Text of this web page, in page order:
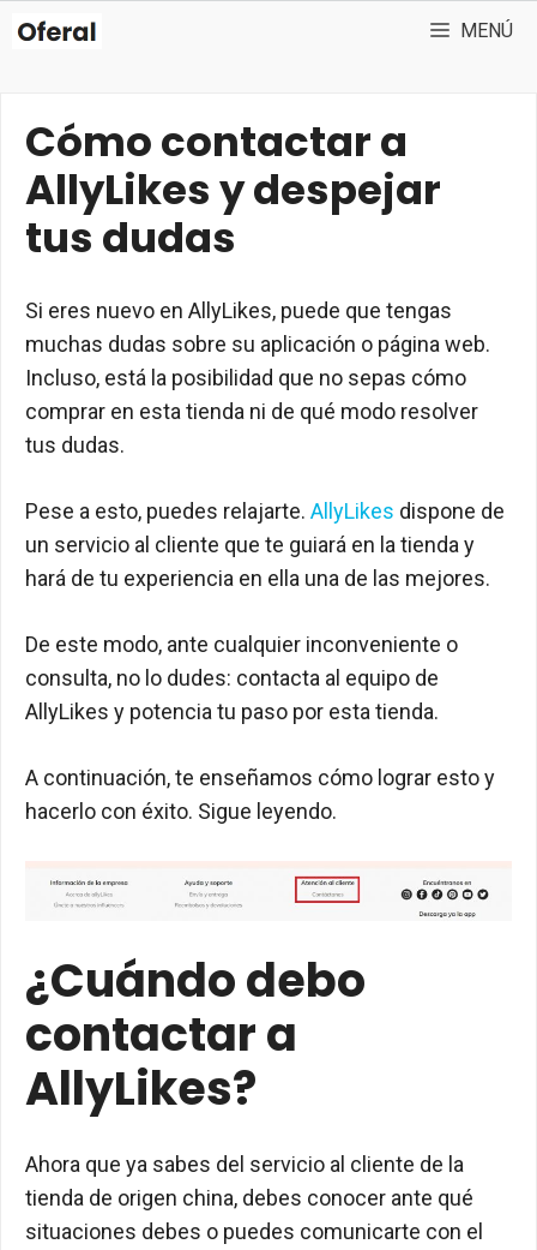
Saltar
MENÚ
Cómo contactar a
AllyLikes y despejar
tus dudas
Si eres nuevo en AllyLikes, puede que tengas
muchas dudas sobre su aplicación o página web.
Incluso, está la posibilidad que no sepas cómo
comprar en esta tienda ni de qué modo resolver
tus dudas.
Pese a esto, puedes relajarte. AllyLikes dispone de
un servicio al cliente que te guiará en la tienda y
hará de tu experiencia en ella una de las mejores.
De este modo, ante cualquier inconveniente o
consulta, no lo dudes: contacta al equipo de
AllyLikes y potencia tu paso por esta tienda.
A continuación, te enseñamos cómo lograr esto y
hacerlo con éxito. Sigue leyendo.
¿Cuándo debo
contactar a
AllyLikes?
Ahora que ya sabes del servicio al cliente de la
tienda de origen china, debes conocer ante qué
situaciones debes o puedes comunicarte con el